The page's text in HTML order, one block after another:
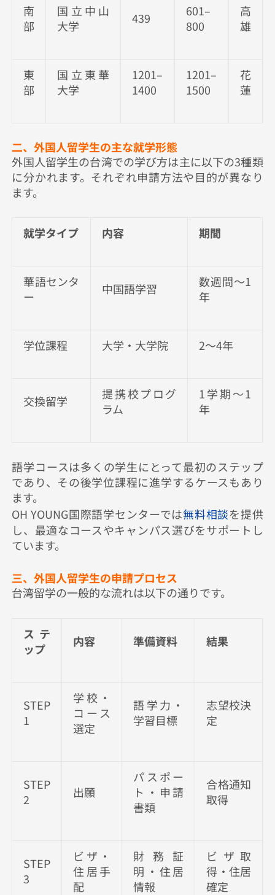
南
部
国立中山
大学
439
601–
800
高
雄
東
部
国立東華
大学
1201–
1400
1201–
1500
花
蓮
二、外国人留学生の主な就学形態
外国人留学生の台湾での学び方は主に以下の3種類
に分かれます。それぞれ申請方法や目的が異なり
ます。
就学タイプ 内容 期間
華語センタ
ー
中国語学習
数週間〜1
年
学位課程 大学・大学院 2〜4年
交換留学
提携校プログ
ラム
1学期〜1
年
語学コースは多くの学生にとって最初のステップ
であり、その後学位課程に進学するケースもあり
ます。
OH YOUNG国際語学センターでは無料相談を提供
し、最適なコースやキャンパス選びをサポートし
ています。
三、外国人留学生の申請プロセス
台湾留学の一般的な流れは以下の通りです。
ステ
ップ
内容 準備資料 結果
STEP
1
学校・
コース
選定
語学力・
学習目標
志望校決
定
STEP
2
出願
パスポー
ト・申請
書類
合格通知
取得
STEP
3
ビザ・
住居手
配
財務証
明・住居
情報
ビザ取
得・住居
確定